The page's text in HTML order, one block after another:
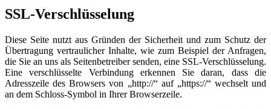
SSL-Verschlüsselung
Diese Seite nutzt aus Gründen der Sicherheit und zum Schutz der
Übertragung vertraulicher Inhalte, wie zum Beispiel der Anfragen,
die Sie an uns als Seitenbetreiber senden, eine SSL-Verschlüsselung.
Eine verschlüsselte Verbindung erkennen Sie daran, dass die
Adresszeile des Browsers von „http://“ auf „https://“ wechselt und
an dem Schloss-Symbol in Ihrer Browserzeile.